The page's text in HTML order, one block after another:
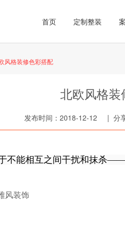
首页 定制整装
风格装修色彩搭配
北欧风格
发布时间：2018-12-12 | 分
不能相互之间干扰和抹杀